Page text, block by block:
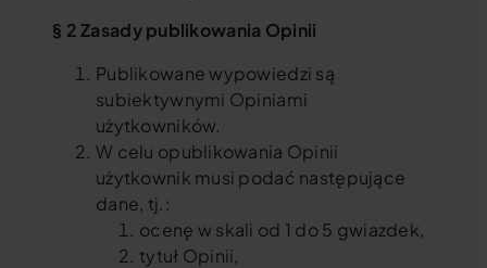
§ 2 Zasady publikowania Opinii
Publikowane wypowiedzi są
subiektywnymi Opiniami
użytkowników.
W celu opublikowania Opinii
użytkownik musi podać następujące
dane, tj.:
ocenę w skali od 1 do 5 gwiazdek,
tytuł Opinii,